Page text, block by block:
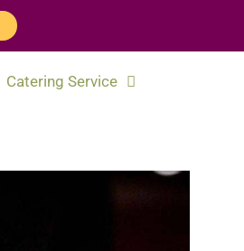
Catering Service